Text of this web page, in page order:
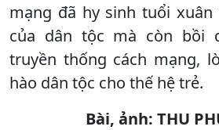
mạng đã hy sinh tuổi
của dân tộc mà còn bồi
truyền thống cách mạng,
hào dân tộc cho thế hệ trẻ.
Bài, ảnh: THU